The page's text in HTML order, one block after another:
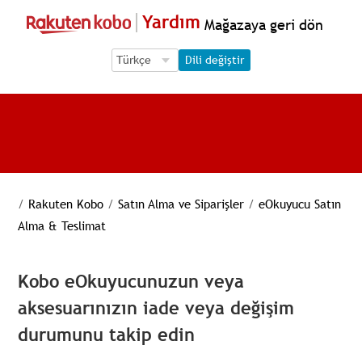
Yardım Mağazaya geri dön
Language Selection
Language Selection
Dili değiştir
/ Rakuten Kobo / Satın Alma ve Siparişler / eOkuyucu Satın
Alma & Teslimat
Kobo eOkuyucunuzun veya
aksesuarınızın iade veya değişim
durumunu takip edin